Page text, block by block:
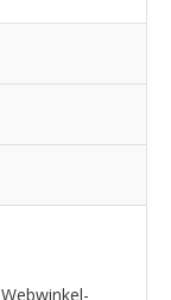
Webwinkel-